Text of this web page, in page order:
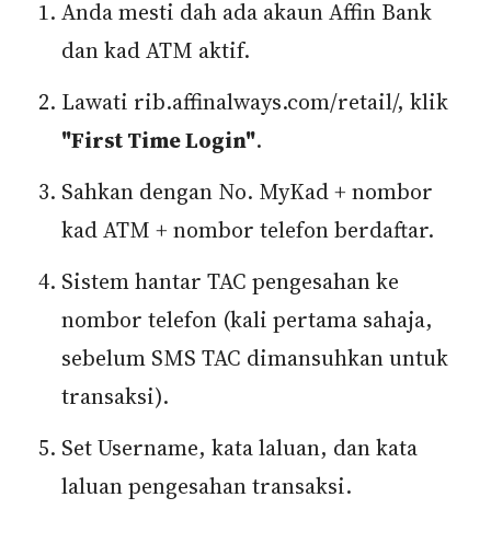
Anda mesti dah ada akaun Affin Bank
dan kad ATM aktif.
Lawati rib.affinalways.com/retail/, klik
"First Time Login".
Sahkan dengan No. MyKad + nombor
kad ATM + nombor telefon berdaftar.
Sistem hantar TAC pengesahan ke
nombor telefon (kali pertama sahaja,
sebelum SMS TAC dimansuhkan untuk
transaksi).
Set Username, kata laluan, dan kata
laluan pengesahan transaksi.